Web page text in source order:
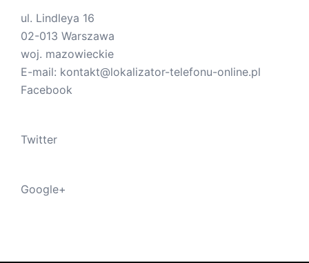
ul. Lindleya 16
02-013 Warszawa
woj. mazowieckie
E-mail: kontakt@lokalizator-telefonu-online.pl
Facebook
Twitter
Google+